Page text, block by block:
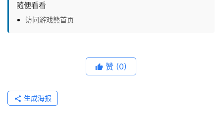
随便看看
访问游戏熊首页
赞 (0)
生成海报